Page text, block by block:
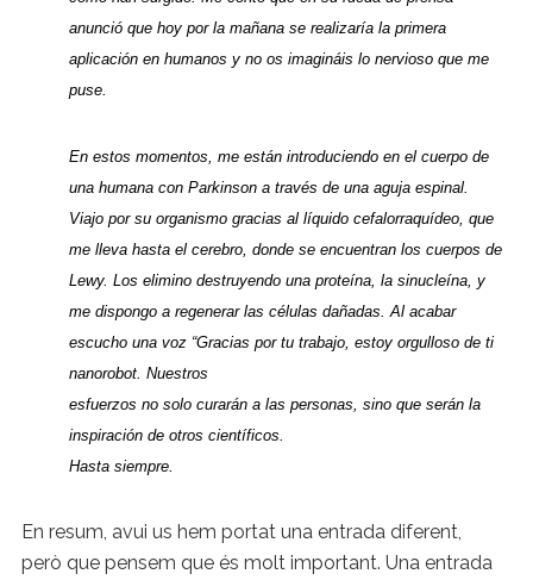
anunció que hoy por la mañana se realizaría la primera
aplicación en humanos y no os imagináis lo nervioso que me
puse.
En estos momentos, me están introduciendo en el cuerpo de
una humana con Parkinson a través de una aguja espinal.
Viajo por su organismo gracias al líquido cefalorraquídeo, que
me lleva hasta el cerebro, donde se encuentran los cuerpos de
Lewy. Los elimino destruyendo una proteína, la sinucleína, y
me dispongo a regenerar las células dañadas. Al acabar
escucho una voz “Gracias por tu trabajo, estoy orgulloso de ti
nanorobot. Nuestros
esfuerzos no solo curarán a las personas, sino que serán la
inspiración de otros científicos.
Hasta siempre.
En resum, avui us hem portat una entrada diferent,
però que pensem que és molt important. Una entrada